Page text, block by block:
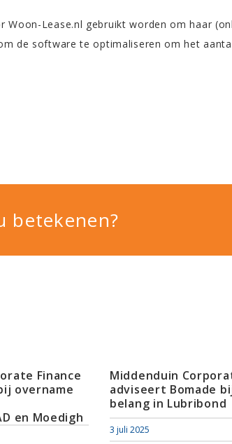
Woon-Lease.nl gebruikt worden om haar
de software te optimaliseren om het
betekenen?
Finance
overname
en Moedigh
Middenduin
adviseert Bomade
belang in Lubribond
3 juli 2025